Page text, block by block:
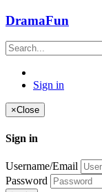
DramaFun
Sign in
×Close
Sign in
Username/Email
Password